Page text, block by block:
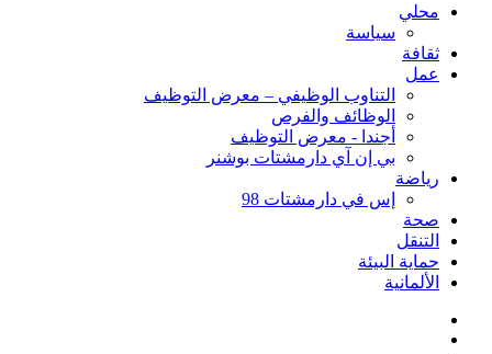
محلي
سياسة
ثقافة
عمل
التناوب الوظيفي – معرض التوظيف
الوظائف والفرص
أجندا - معرض التوظيف
بي إن آي دارمشتات بوشنر
رياضة
إس في دارمشتات 98
صحة
التنقل
حماية البيئة
الألمانية